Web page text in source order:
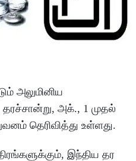
அலுமினிய
அக்., 1 முதல்
தெரிவித்து உள்ளது.
இந்திய தர